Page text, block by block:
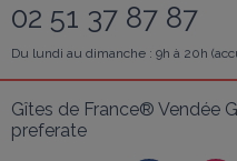
02 51 37 87 87
Du lundi au dimanche : 9h à 20h
Gîtes de France® Vendée
preferate